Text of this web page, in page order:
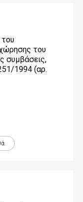
του
συμβάσεις,
1994 (αρ.